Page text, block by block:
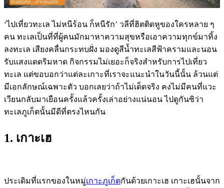
‘ไปเที่ยวทะเล ไม่หนีร้อน ก็หนีรัก’ วลีที่ฮิตติดหูของใครหลาย ๆ
คน ทะเลเป็นที่ที่ผู้คนมักมาหาความสุขหรือเอาความทุกข์มาทิ้ง
ลงทะเล เสียงคลื่นกระทบฝั่ง มองดูสีน้ำทะเลสีฟ้าครามและนอน
รับแสงแดดริมหาด กิจกรรมไม่เยอะก็จริงสำหรับการไปเที่ยว
ทะเล แต่ขอบอกว่าแต่ละเกาะที่เราจะแนะนำในวันนี้นั้น ล้วนแต่
มีเอกลักษณ์เฉพาะตัว บอกเลยว่าถ้าไม่เด็ดจริง คงไม่มีคนที่แวะ
เวียนกลับมาเยือนครั้งแล้วครั้งเล่าอย่างแน่นอน ไปดูกันซิว่า
ทะเลภูเก็ตนั้นมีดีที่ตรงไหนกัน
1. เกาะเฮ
ประเดิมที่แรกของในหมู่เกาะภูเก็ตกันด้วยเกาะเฮ เกาะเฮนั้นจาก